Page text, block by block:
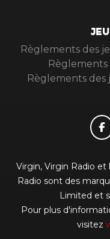
Règlements des
Règlements
Règlements
Virgin, Virgin Radio
Radio sont des
Limited et
Pour plus
visitez